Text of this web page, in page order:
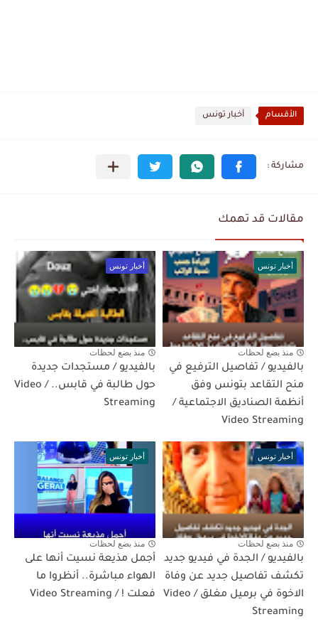
الأقسام أخبار تونس
مقالات قد تهمك
أخبار تونس
منذ بضع لحظات
بالفيديو / تفاصيل الترفيع في
منح التقاعد بتونس وفق
أنظمة الصناديق الاجتماعية /
Video Streaming
أخبار تونس
منذ بضع لحظات
بالفيديو / مستجدات جديدة
حول طالبة في قابس.. / Video
Streaming
أخبار تونس
منذ بضع لحظات
بالفيديو / الجدة في فيديو جديد
تكشف تفاصيل جديد عن وفاة
الاخوة في برميل مغلق / Video
Streaming
أخبار تونس
منذ بضع لحظات
أجمل مذيعة نسيت أنها على
الهواء مباشرة.. أنظروا ما
فعلت ! / Video Streaming